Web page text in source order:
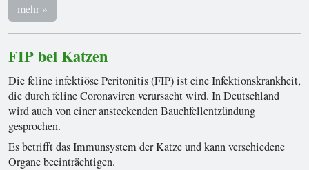
mehr »
FIP bei Katzen
Die feline infektiöse Peritonitis (FIP) ist eine Infektionskrankheit,
die durch feline Coronaviren verursacht wird. In Deutschland
wird auch von einer ansteckenden Bauchfellentzündung
gesprochen.
Es betrifft das Immunsystem der Katze und kann verschiedene
Organe beeinträchtigen.